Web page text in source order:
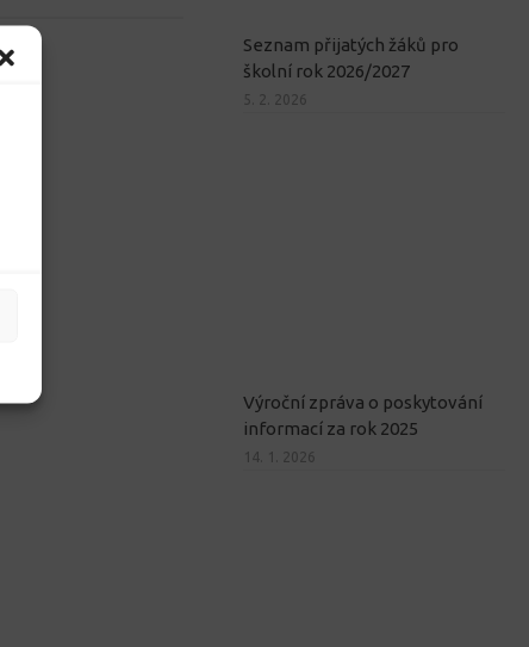
Seznam přijatých žáků pro
školní rok 2026/2027
5. 2. 2026
Výroční zpráva o poskytování
informací za rok 2025
14. 1. 2026